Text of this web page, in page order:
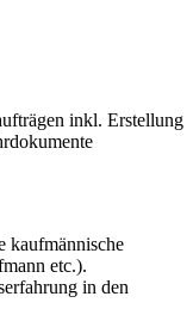
inkl. Erstellung
kaufmännische
etc.).
in den